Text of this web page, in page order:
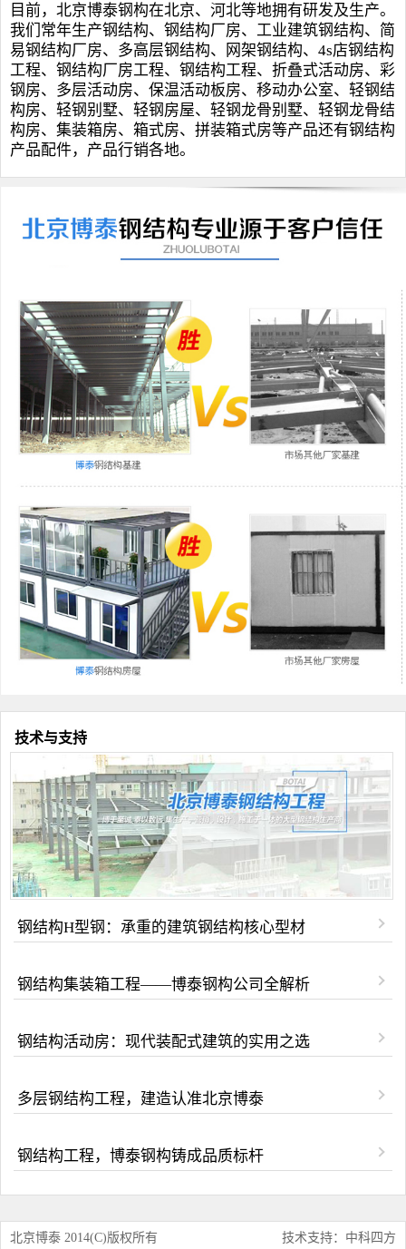
目前，北京博泰钢构在北京、河北等地拥有研发及生产。
我们常年生产钢结构、 钢结构厂房、 工业建筑钢结构、 简
易钢结构厂房、 多高层钢结构、 网架钢结构、 4s店钢结构
工程、钢结构厂房工程、 钢结构工程、 折叠式活动房、 彩
钢房、 多层活动房、 保温活动板房、 移动办公室、 轻钢结
构房、 轻钢别墅、 轻钢房屋、轻钢龙骨别墅、轻钢龙骨结
构房、 集装箱房、 箱式房、 拼装箱式房等产品还有钢结构
产品配件，产品行销各地。
技术与支持
钢结构H型钢：承重的建筑钢结构核心型材
钢结构集装箱工程——博泰钢构公司全解析
钢结构活动房：现代装配式建筑的实用之选
多层钢结构工程，建造认准北京博泰
钢结构工程，博泰钢构铸成品质标杆
北京博泰 2014(C)版权所有 技术支持：中科四方